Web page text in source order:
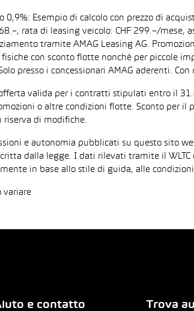
0,9%: Esempio di calcolo con prezzo di
rata di leasing veicolo: CHF 299.–/
tramite AMAG Leasing AG.
con sconto flotte nonché per piccole
presso i concessionari AMAG aderenti.
valida per i contratti stipulati entro il
o altre condizioni flotte. Sconto per il
riserva di modifiche.
e autonomia pubblicati su questo sito
dalla legge. I dati rilevati tramite il
in base allo stile di guida, alle
variare
e contatto Trova